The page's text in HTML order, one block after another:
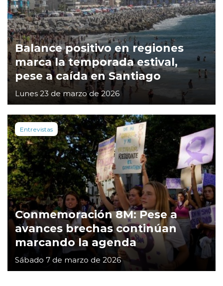
Balance positivo en regiones
marca la temporada estival,
pese a caída en Santiago
Lunes 23 de marzo de 2026
Entrevistas
Conmemoración 8M: Pese a
avances brechas continúan
marcando la agenda
Sábado 7 de marzo de 2026